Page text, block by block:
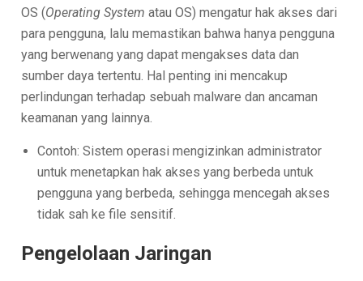
OS (Operating System atau OS) mengatur hak akses dari
para pengguna, lalu memastikan bahwa hanya pengguna
yang berwenang yang dapat mengakses data dan
sumber daya tertentu. Hal penting ini mencakup
perlindungan terhadap sebuah malware dan ancaman
keamanan yang lainnya.
Contoh: Sistem operasi mengizinkan administrator
untuk menetapkan hak akses yang berbeda untuk
pengguna yang berbeda, sehingga mencegah akses
tidak sah ke file sensitif.
Pengelolaan Jaringan